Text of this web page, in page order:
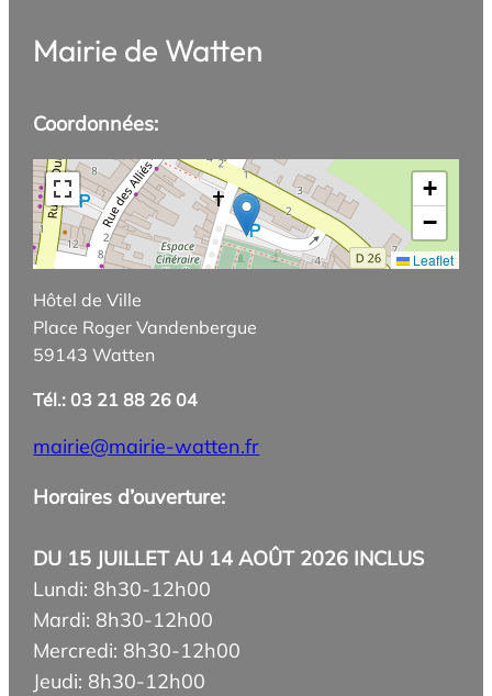
Mairie de Watten
Coordonnées:
+
−
Leaflet
Hôtel de Ville
Place Roger Vandenbergue
59143 Watten
Tél.: 03 21 88 26 04
mairie@mairie-watten.fr
Horaires d’ouverture:
DU 15 JUILLET AU 14 AOÛT 2026 INCLUS
Lundi: 8h30-12h00
Mardi: 8h30-12h00
Mercredi: 8h30-12h00
Jeudi: 8h30-12h00